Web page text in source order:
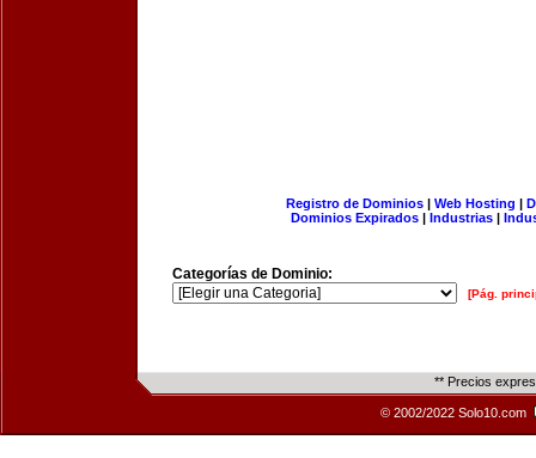
Registro de Dominios| Web Hosting |
Dominios Expirados | Industrias |
Categorías de Dominio:
[Pág.
** Precios
© 2002/2022 Solo10.com